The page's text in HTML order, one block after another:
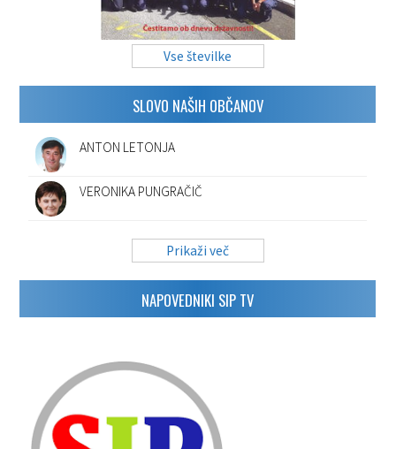
Vse številke
SLOVO NAŠIH OBČANOV
ANTON LETONJA
VERONIKA PUNGRAČIČ
Prikaži več
NAPOVEDNIKI SIP TV